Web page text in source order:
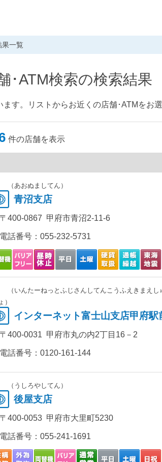
果一覧
･ATM検索の検索結果
す。リストからお近くの店舗･ATMをお選
件の店舗を表示
（あおぬましてん）
青沼支店
〒400-0867 甲府市青沼2-11-6
電話番号： 055-232-5731
（いんたーねっとふじさんしてんこうふえきまえし
）
インターネット富士山支店甲府駅
〒400-0031 甲府市丸の内2丁目16－2
電話番号： 0120-161-144
（うしろやしてん）
後屋支店
〒400-0053 甲府市大里町5230
電話番号： 055-241-1691